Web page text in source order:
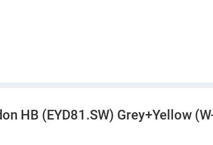
HB (EYD81.SW) Grey+Yellow